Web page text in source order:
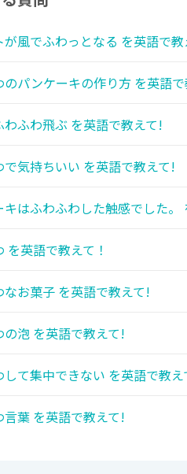
が風でふわっとなる を英語で
のパンケーキの作り方 を英語
わふわ飛ぶ を英語で教えて!
で気持ちいい を英語で教えて!
キはふわふわした触感でした。
を英語で教えて！
なお菓子 を英語で教えて!
の泡 を英語で教えて!
して集中できない を英語で教
言葉 を英語で教えて!